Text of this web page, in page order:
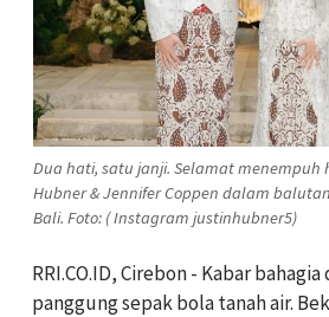
Dua hati, satu janji. Selamat menempuh
Hubner & Jennifer Coppen dalam
Bali. Foto: ( Instagram justinhubner5)
RRI.CO.ID, Cirebon - Kabar
panggung sepak bola tanah air.